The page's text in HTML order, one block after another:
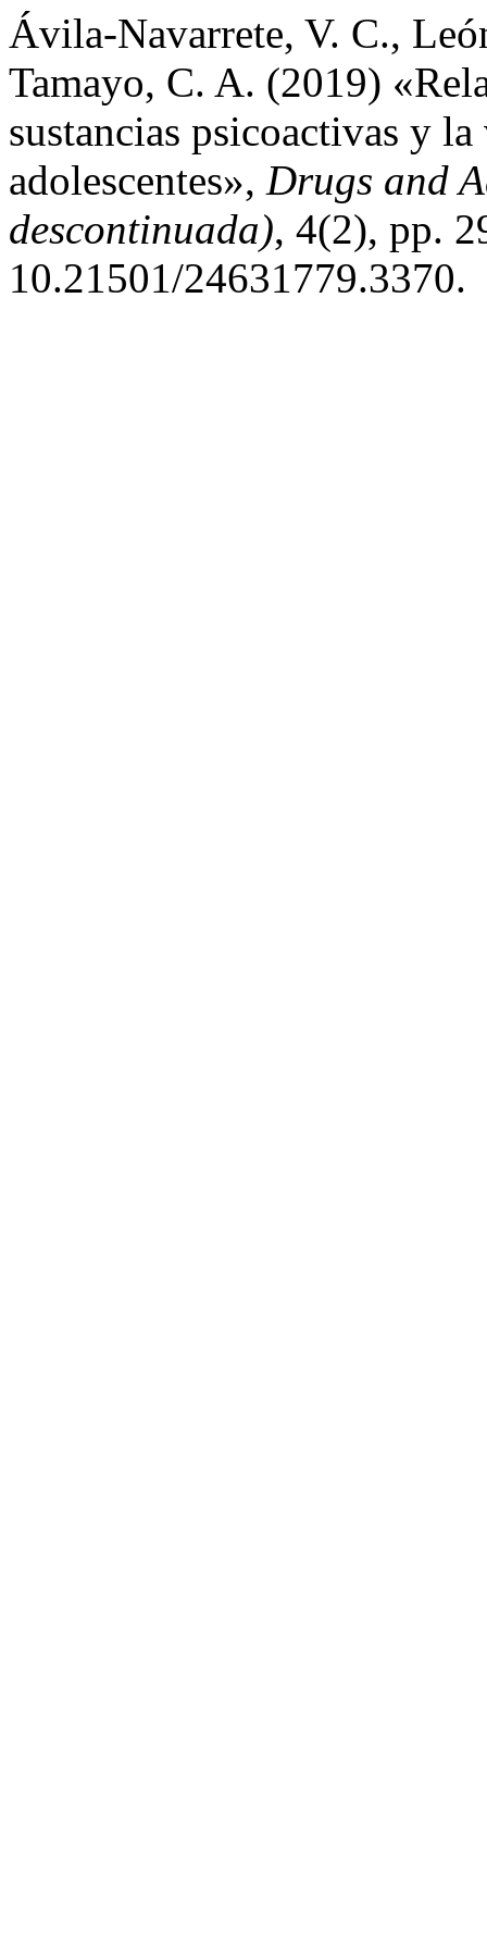
Ávila-Navarrete, V. C.,
Tamayo, C. A. (2019)
sustancias psicoactivas y
adolescentes», Drugs and
descontinuada), 4(2), pp.
10.21501/24631779.3370.